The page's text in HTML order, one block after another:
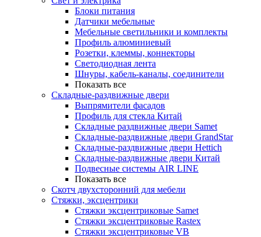
Блоки питания
Датчики мебельные
Мебельные светильники и комплекты
Профиль алюминиевый
Розетки, клеммы, коннекторы
Светодиодная лента
Шнуры, кабель-каналы, соединители
Показать все
Складные-раздвижные двери
Выпрямители фасадов
Профиль для стекла Китай
Складные раздвижные двери Samet
Складные-раздвижные двери GrandStar
Складные-раздвижные двери Hettich
Складные-раздвижные двери Китай
Подвесные системы AIR LINE
Показать все
Скотч двухсторонний для мебели
Стяжки, эксцентрики
Cтяжки эксцентриковые Samet
Стяжки эксцентриковые Rastex
Стяжки эксцентриковые VB